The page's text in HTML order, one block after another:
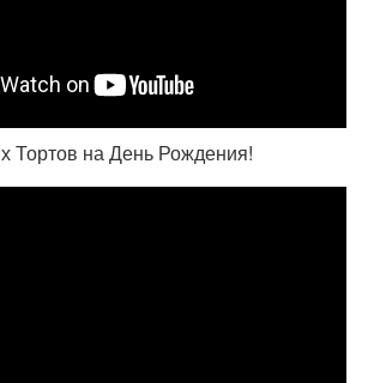
Тортов на День Рождения!